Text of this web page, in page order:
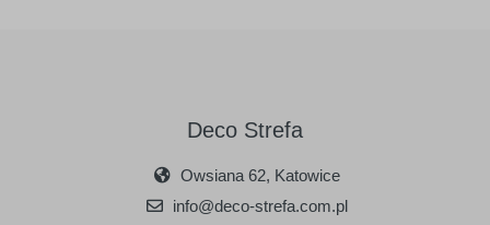
Deco Strefa
Owsiana 62, Katowice
info@deco-strefa.com.pl